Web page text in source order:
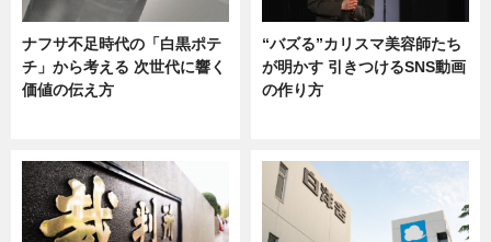
ナフサ不足時代の「白黒ポテ
チ」から考える 次世代に響く
価値の伝え方
“バズる”カリスマ美容師たち
が明かす 引きつけるSNS動画
の作り方